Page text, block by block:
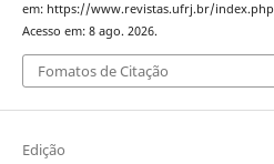
em: https://www.revistas.ufrj.br/
Acesso em: 8 ago. 2026.
Fomatos de Citação
Edição